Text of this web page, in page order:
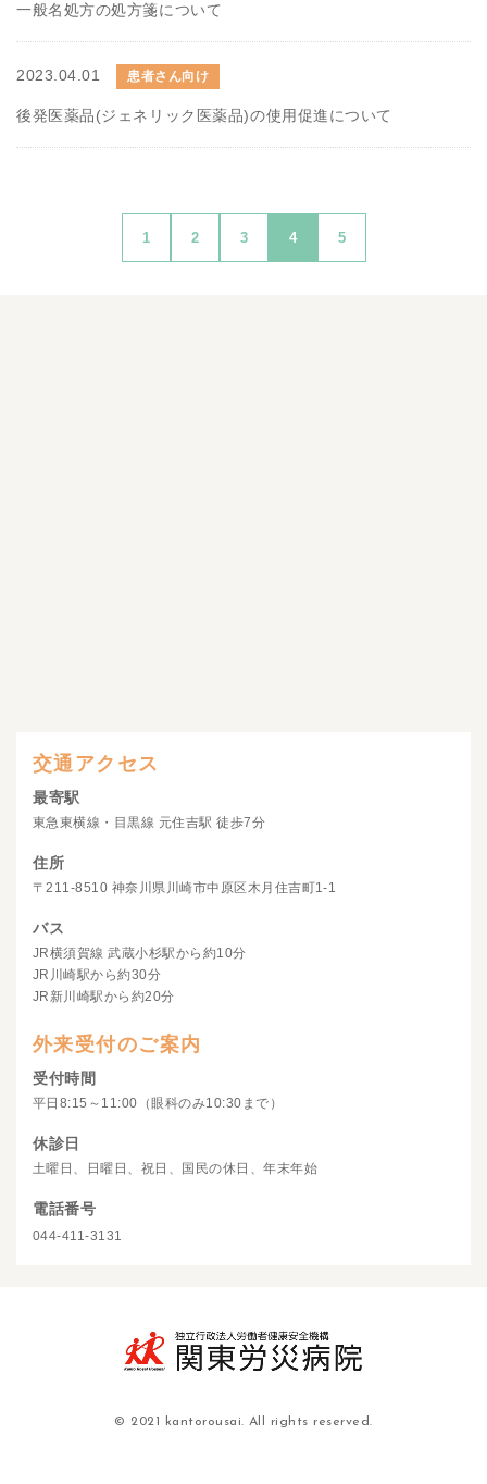
一般名処方の処方箋について
2023.04.01 患者さん向け
後発医薬品(ジェネリック医薬品)の使用促進について
1 2 3 4 5
交通アクセス
最寄駅
東急東横線・目黒線 元住吉駅 徒歩7分
住所
〒211-8510 神奈川県川崎市中原区木月住吉町1-1
バス
JR横須賀線 武蔵小杉駅から約10分
JR川崎駅から約30分
JR新川崎駅から約20分
外来受付のご案内
受付時間
平日8:15～11:00（眼科のみ10:30まで）
休診日
土曜日、日曜日、祝日、国民の休日、年末年始
電話番号
044-411-3131
© 2021 kantorousai. All rights reserved.